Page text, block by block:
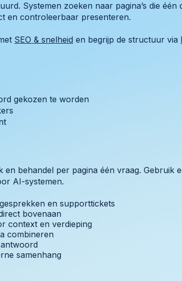
Systemen zoeken naar pagina’s die één
en controleerbaar presenteren.
SEO & snelheid en begrijp de structuur via
gekozen te worden
en behandel per pagina één vraag. Gebruik
AI-systemen.
en supporttickets
bovenaan
context en verdieping
combineren
samenhang